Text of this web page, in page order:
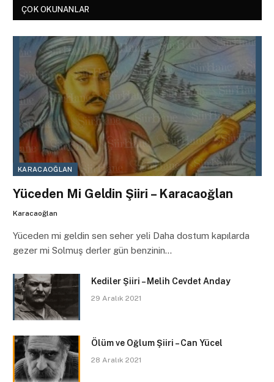
ÇOK OKUNANLAR
KARACAOĞLAN
Yüceden Mi Geldin Şiiri – Karacaoğlan
Karacaoğlan
Yüceden mi geldin sen seher yeli Daha dostum kapılarda
gezer mi Solmuş derler gün benzinin…
Kediler Şiiri – Melih Cevdet Anday
29 Aralık 2021
Ölüm ve Oğlum Şiiri – Can Yücel
28 Aralık 2021